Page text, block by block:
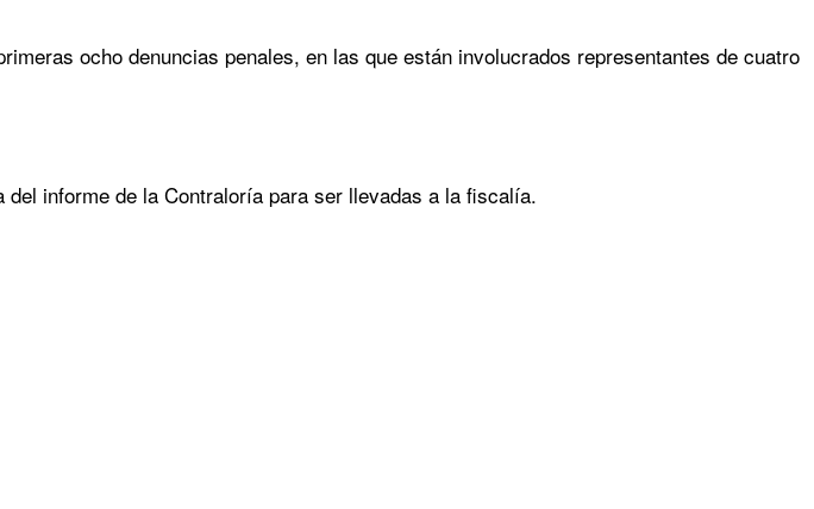
ocho denuncias penales, en las que están involucrados representantes de cuatro
del informe de la Contraloría para ser llevadas a la fiscalía.